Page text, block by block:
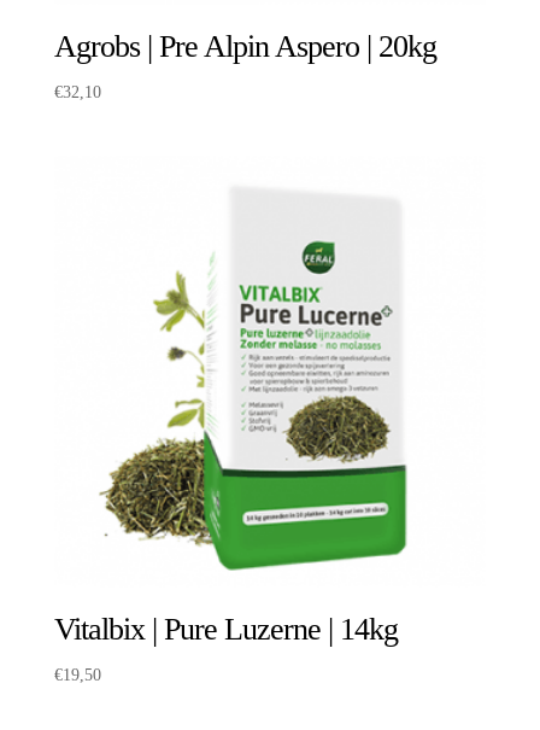
Agrobs | Pre Alpin Aspero | 20kg
€32,10
Vitalbix | Pure Luzerne | 14kg
€19,50